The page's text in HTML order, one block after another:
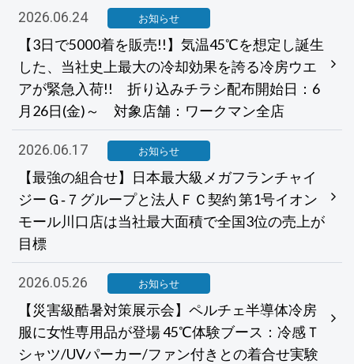
2026.06.24 お知らせ
【3日で5000着を販売!!】気温45℃を想定し誕生
した、当社史上最大の冷却効果を誇る冷房ウエ
アが緊急入荷!! 折り込みチラシ配布開始日：6
月26日(金)～ 対象店舗：ワークマン全店
2026.06.17 お知らせ
【最強の組合せ】日本最大級メガフランチャイ
ジーＧ‐７グループと法人ＦＣ契約 第1号イオン
モール川口店は当社最大面積で全国3位の売上が
目標
2026.05.26 お知らせ
【災害級酷暑対策展示会】ペルチェ半導体冷房
服に女性専用品が登場 45℃体験ブース：冷感Ｔ
シャツ/UVパーカー/ファン付きとの着合せ実験